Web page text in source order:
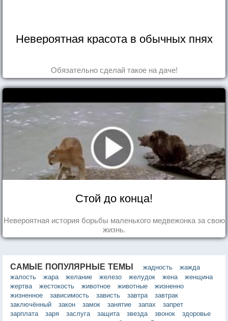
Невероятная красота в обычных пнях
Обязательно сделай такое на даче!
Стой до конца!
Невероятная история борьбы маленького медвежонка за свою
жизнь.
САМЫЕ ПОПУЛЯРНЫЕ ТЕМЫ жадность
жажда
жалость
жара желание железо желудок жена
женщина
жертва
жестокость животное животные
жизненно
жизненное
зависимость зависть завтра
завтрак
заключённый
закон замок занятие запах
запрет
зарплата
заря заслуга защита звезда звонок
здоровье